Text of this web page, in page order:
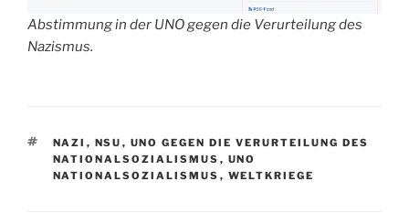
Abstimmung in der UNO gegen die Verurteilung des
Nazismus.
SCHLAGWÖRTER
NAZI , NSU , UNO GEGEN DIE VERURTEILUNG DES
NATIONALSOZIALISMUS , UNO
NATIONALSOZIALISMUS , WELTKRIEGE